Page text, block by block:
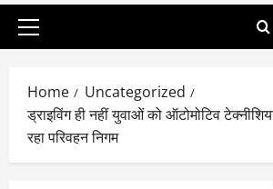
Primary
Home
Uncategorized
ड्राइविंग ही नहीं युवाओं को ऑटोमोटिव
रहा परिवहन निगम